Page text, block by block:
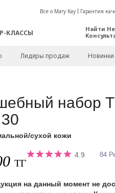
КЛАССЫ
Все о Mary Kay Гарантия
Найти
Лидеры продаж Новинки
набор
сухой кожи
ТГ
4.9 84
на данный момент не